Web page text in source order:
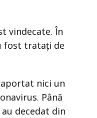
vindecate. În
fost tratați de
nici un
Până
decedat din